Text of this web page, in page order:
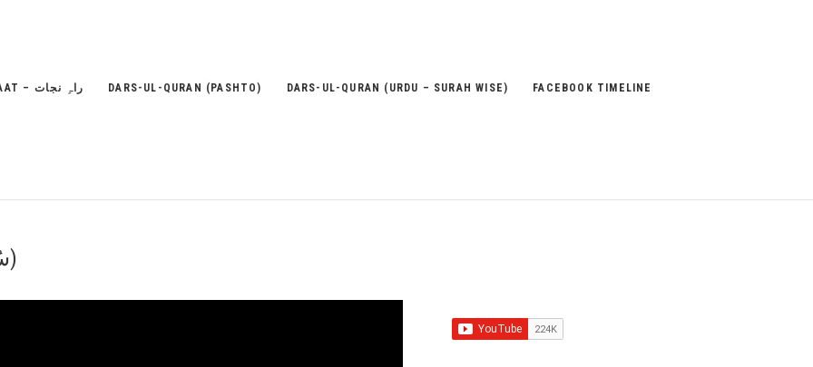
RAH-E-NEJAAT – راہِ نجات DARS-UL-QURAN (PASHTO) DARS-UL-QURAN (URDU – SURAH WISE) FACEBOOK TIMELINE
75 – Surah Al-Qiyama (سُوۡرَةُ القِیَامَة)